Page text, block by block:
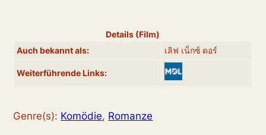
Details (Film)
Auch bekannt als:
เลิฟ เน็กซ์ ดอร์
Weiterführende Links:
Genre(s): Komödie, Romanze